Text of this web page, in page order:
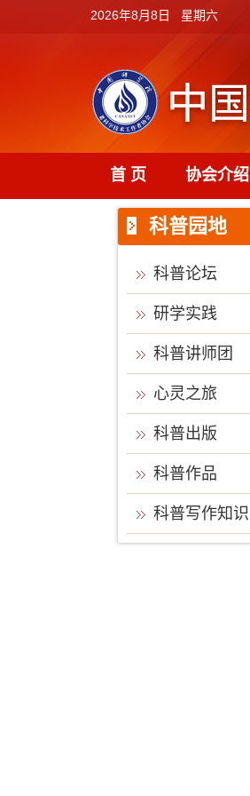
2026年8月8日 星期六
首 页 协会介绍
科普园地
科普论坛
研学实践
科普讲师团
心灵之旅
科普出版
科普作品
科普写作知识